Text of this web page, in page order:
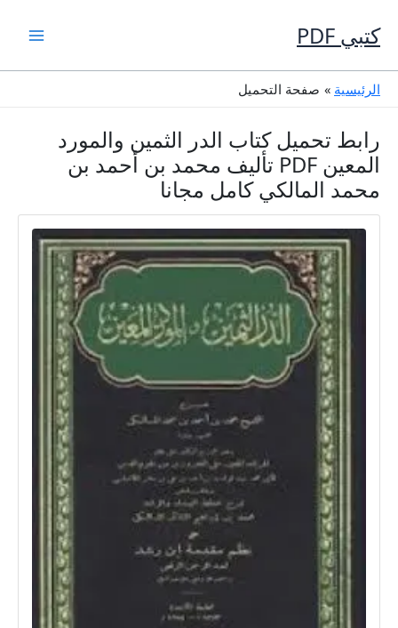
إلى
المحتوى
كتبي PDF
الرئيسية صفحة التحميل
رابط تحميل كتاب الدر الثمين والمورد
المعين PDF تأليف محمد بن أحمد بن
محمد المالكي كامل مجانا